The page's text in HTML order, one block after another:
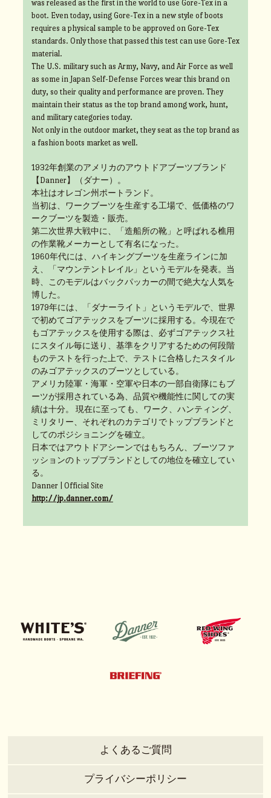
was released as the first in the world to use Gore-Tex in a
boot. Even today, using Gore-Tex in a new style of boots
requires a physical sample to be approved on Gore-Tex
standards. Only those that passed this test can use Gore-Tex
material.
The U.S. military such as Army, Navy, and Air Force as well
as some in Japan Self-Defense Forces wear this brand on
duty, so their quality and performance are proven. They
maintain their status as the top brand among work, hunt,
and military categories today.
Not only in the outdoor market, they seat as the top brand as
a fashion boots market as well.
1932年創業のアメリカのアウトドアブーツブランド
【Danner】（ダナー）。
本社はオレゴン州ポートランド。
当初は、ワークブーツを生産する工場で、低価格のワ
ークブーツを製造・販売。
第二次世界大戦中に、「造船所の靴」と呼ばれる樵用
の作業靴メーカーとして有名になった。
1960年代には、ハイキングブーツを生産ラインに加
え、「マウンテントレイル」というモデルを発表。当
時、このモデルはバックパッカーの間で絶大な人気を
博した。
1979年には、「ダナーライト」というモデルで、世界
で初めてゴアテックスをブーツに採用する。今現在で
もゴアテックスを使用する際は、必ずゴアテックス社
にスタイル毎に送り、基準をクリアするための何段階
ものテストを行った上で、テストに合格したスタイル
のみゴアテックスのブーツとしている。
アメリカ陸軍・海軍・空軍や日本の一部自衛隊にもブ
ーツが採用されている為、品質や機能性に関しての実
績は十分。 現在に至っても、ワーク、ハンティング、
ミリタリー、それぞれのカテゴリでトップブランドと
してのポジショニングを確立。
日本ではアウトドアシーンではもちろん、ブーツファ
ッションのトップブランドとしての地位を確立してい
る。
Danner | Official Site
http://jp.danner.com/
よくあるご質問
プライバシーポリシー